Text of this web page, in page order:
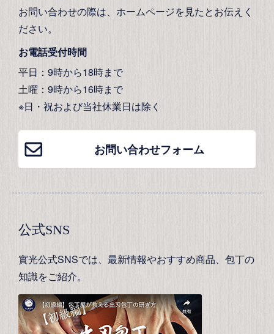
お問い合わせの際は、ホームページを見たとお伝えく
ださい。
お電話受付時間
平日：9時から18時まで
土曜：9時から16時まで
※日・祝および当社休業日は除く
お問い合わせフォーム
公式SNS
實光公式SNSでは、最新情報やおすすめ商品、包丁の
知識をご紹介。